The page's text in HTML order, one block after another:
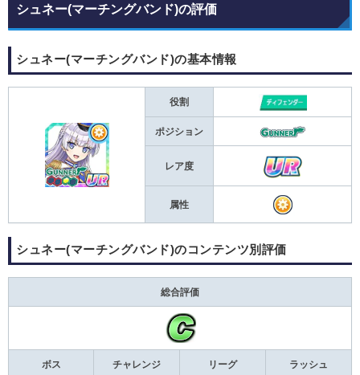
シュネー(マーチングバンド)の評価
シュネー(マーチングバンド)の基本情報
役割
ポジション
レア度
属性
シュネー(マーチングバンド)のコンテンツ別評価
総合評価
ボス チャレンジ リーグ ラッシュ